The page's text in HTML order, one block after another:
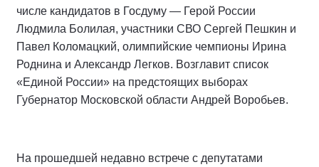
числе кандидатов в Госдуму — Герой России
Людмила Болилая, участники СВО Сергей Пешкин и
Павел Коломацкий, олимпийские чемпионы Ирина
Роднина и Александр Легков. Возглавит список
«Единой России» на предстоящих выборах
Губернатор Московской области Андрей Воробьев.
На прошедшей недавно встрече с депутатами